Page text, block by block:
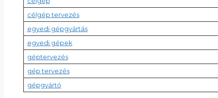
célgép tervezés
egyedi gépgyártás
egyedi gépek
géptervezés
gép tervezés
gépgyártó